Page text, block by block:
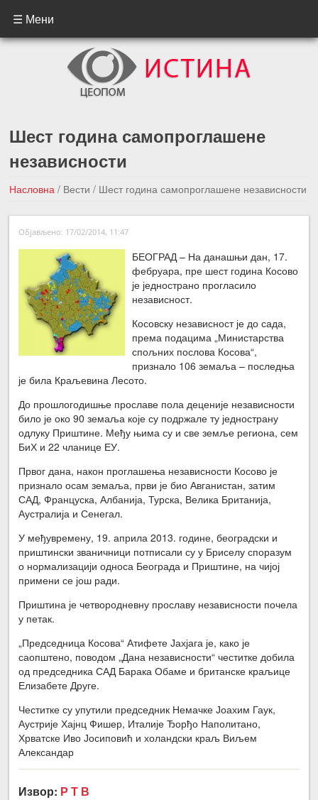
☰ Мени
Шест година самопроглашене
независности
Насловна / Вести/ Шест година самопроглашене независности
←Претходна вест
Следећа вест →
Објављено: 17/02/2014, 11:47
БЕОГРАД – На данашњи дан, 17.
фебруара, пре шест година Косово
је једнострано прогласило
независност.
Косовску независност је до сада,
према подацима „Министарства
спољних послова Косова“,
признало 106 земаља – последња
је била Краљевина Лесото.
До прошлогодишње прославе пола деценије независности
било је око 90 земаља које су подржале ту једнострану
одлуку Приштине. Међу њима су и све земље региона, сем
БиХ и 22 чланице ЕУ.
Првог дана, након проглашења независности Косово је
признало осам земаља, први је био Авганистан, затим
САД, Француска, Албанија, Турска, Велика Британија,
Аустралија и Сенегал.
У међувремену, 19. априла 2013. године, београдски и
приштински званичници потписали су у Бриселу споразум
о нормализацији односа Београда и Приштине, на чијој
примени се још ради.
Приштина је четвородневну прославу независности почела
у петак.
„Председница Косова“ Атифете Јахјага је, како је
саопштено, поводом „Дана независности“ честитке добила
од председника САД Барака Обаме и британске краљице
Елизабете Друге.
Честитке су упутили председник Немачке Јоахим Гаук,
Аустрије Хајнц Фишер, Италије Ђорђо Наполитано,
Хрватске Иво Јосиповић и холандски краљ Виљем
Александар
Извор: Р Т В